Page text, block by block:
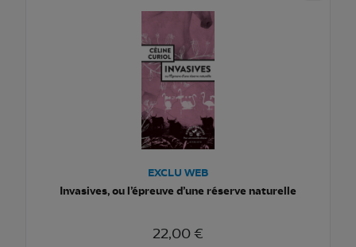
EXCLU WEB
Invasives, ou l’épreuve d’une réserve naturelle
22,00 €